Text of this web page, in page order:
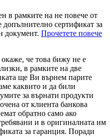
в рамките на не повече от
сертификат за
документ. Прочетете повече
че това бижу не е
в рамките на две
ще Ви върнем парите
каквито и да били
за върнати продукти
от клиента банкова
обратно само ако
и в оригиналната им
за гаранция. Поради